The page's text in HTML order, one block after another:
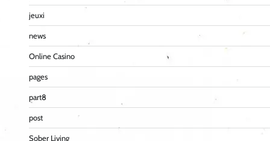
jeuxi
news
Online Casino
pages
part8
post
Sober Living